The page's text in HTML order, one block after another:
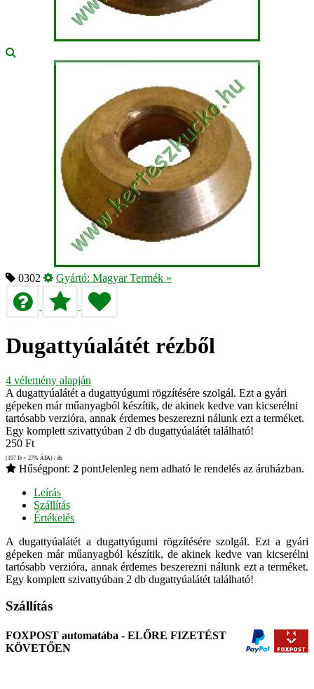
0302 Gyártó: Magyar Termék »
Dugattyúalátét rézből
4 vélemény alapján
A dugattyúalátét a dugattyúgumi rögzítésére szolgál. Ezt a gyári
gépeken már műanyagból készítik, de akinek kedve van kicserélni
tartósabb verzióra, annak érdemes beszerezni nálunk ezt a terméket.
Egy komplett szivattyúban 2 db dugattyúalátét található!
250 Ft
(197 Ft + 27% ÁFA) / db
Hűségpont: 2 pontJelenleg nem adható le rendelés az áruházban.
Leírás
Szállítás
Értékelés
A dugattyúalátét a dugattyúgumi rögzítésére szolgál. Ezt a gyári
gépeken már műanyagból készítik, de akinek kedve van kicserélni
tartósabb verzióra, annak érdemes beszerezni nálunk ezt a terméket.
Egy komplett szivattyúban 2 db dugattyúalátét található!
Szállítás
FOXPOST automatába - ELŐRE FIZETÉST
KÖVETŐEN